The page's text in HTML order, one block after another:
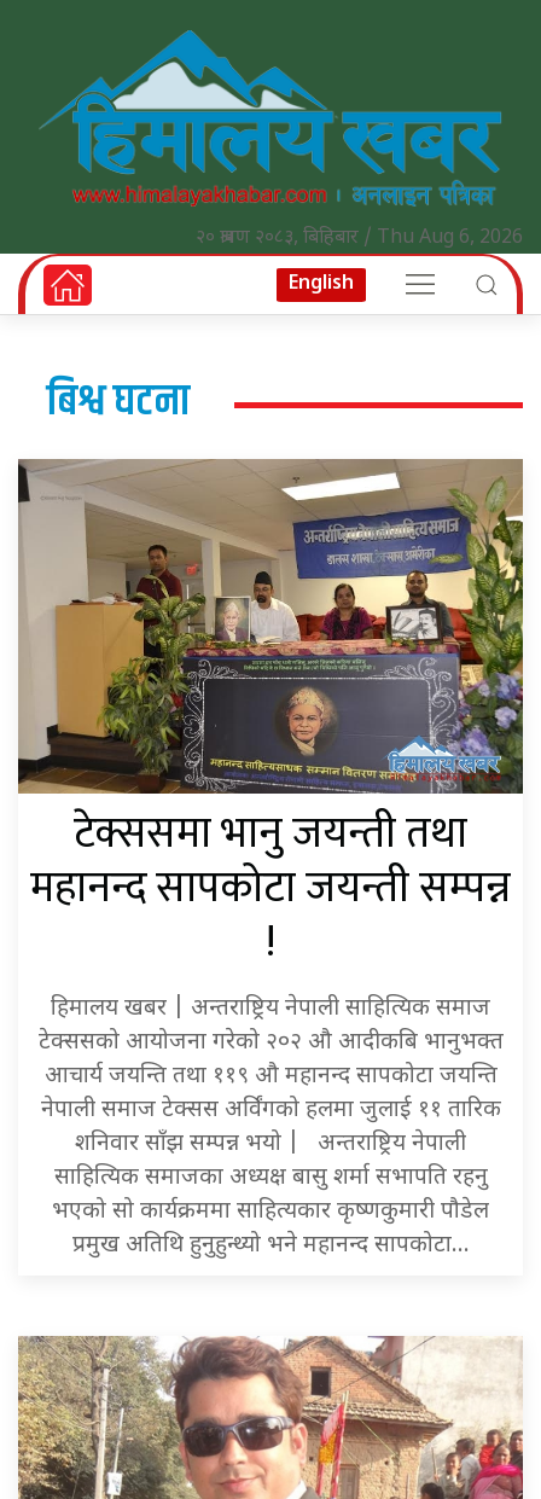
२० श्रावण २०८३, बिहिबार / Thu Aug 6, 2026
English
बिश्व घटना
टेक्ससमा भानु जयन्ती तथा
महानन्द सापकोटा जयन्ती सम्पन्न
!
हिमालय खबर | अन्तराष्ट्रिय नेपाली साहित्यिक समाज
टेक्ससको आयोजना गरेको २०२ औ आदीकबि भानुभक्त
आचार्य जयन्ति तथा ११९ औ महानन्द सापकोटा जयन्ति
नेपाली समाज टेक्सस अर्विंगको हलमा जुलाई ११ तारिक
शनिवार साँझ सम्पन्न भयो | अन्तराष्ट्रिय नेपाली
साहित्यिक समाजका अध्यक्ष बासु शर्मा सभापति रहनु
भएको सो कार्यक्रममा साहित्यकार कृष्णकुमारी पौडेल
प्रमुख अतिथि हुनुहुन्थ्यो भने महानन्द सापकोटा…